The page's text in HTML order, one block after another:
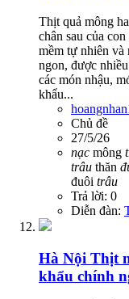
Thịt quả mông
chân sau của
mềm tự nhiên và
ngon, được
các món nhậu,
khẩu...
Chủ đề
27/5/26
nạc mông
trâu thăn
đuôi trâu
Trả lời: 0
Diễn đàn:
Hà Nội Thịt
khẩu chính